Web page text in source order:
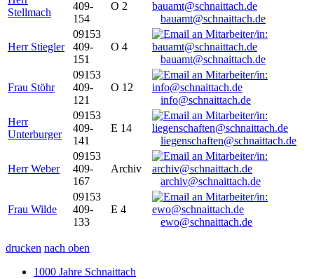
Stellmach
409-
154
O 2
bauamt@schnaittach.de
Herr Stiegler
09153
409-
151
O 4
bauamt@schnaittach.de
Frau Stöhr
09153
409-
121
O 12
info@schnaittach.de
Herr
Unterburger
09153
409-
141
E 14
liegenschaften@schnaittach.de
Herr Weber
09153
409-
167
Archiv
archiv@schnaittach.de
Frau Wilde
09153
409-
133
E 4
ewo@schnaittach.de
drucken nach oben
1000 Jahre Schnaittach